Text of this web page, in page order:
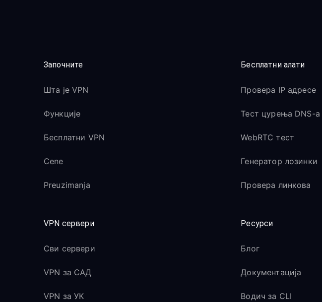
Започните
Шта је VPN
Функције
Бесплатни VPN
Cene
Preuzimanja
Бесплатни алати
Провера IP адресе
Тест цурења DNS-а
WebRTC тест
Генератор лозинки
Провера линкова
VPN сервери
Сви сервери
VPN за САД
VPN за УК
Ресурси
Блог
Документација
Водич за CLI